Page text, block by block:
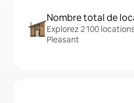
Nombre total de
Explorez 2 100
Pleasant